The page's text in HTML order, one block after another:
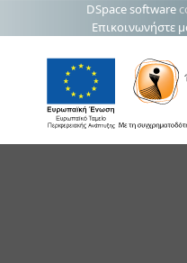
DSpace software
Επικοινωνήστε